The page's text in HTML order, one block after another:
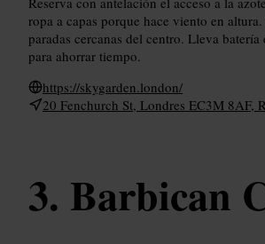
ropa a capas porque hace viento en
paradas cercanas del centro. Lleva
para ahorrar tiempo.
https://skygarden.london/
20 Fenchurch St, Londres EC3M 8AF,
Barbican